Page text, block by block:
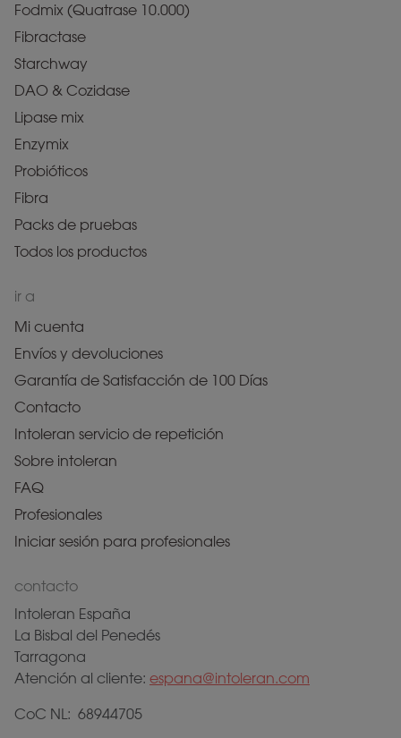
Fodmix (Quatrase 10.000)
Fibractase
Starchway
DAO & Cozidase
Lipase mix
Enzymix
Probióticos
Fibra
Packs de pruebas
Todos los productos
ir a
Mi cuenta
Envíos y devoluciones
Garantía de Satisfacción de 100 Días
Contacto
Intoleran servicio de repetición
Sobre intoleran
FAQ
Profesionales
Iniciar sesión para profesionales
contacto
Intoleran España
La Bisbal del Penedés
Tarragona
Atención al cliente: espana@intoleran.com
CoC NL: 68944705